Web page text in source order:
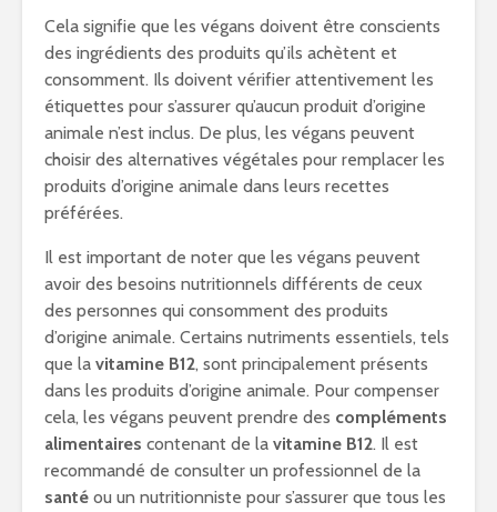
Cela signifie que les végans doivent être conscients
des ingrédients des produits qu’ils achètent et
consomment. Ils doivent vérifier attentivement les
étiquettes pour s’assurer qu’aucun produit d’origine
animale n’est inclus. De plus, les végans peuvent
choisir des alternatives végétales pour remplacer les
produits d’origine animale dans leurs recettes
préférées.
Il est important de noter que les végans peuvent
avoir des besoins nutritionnels différents de ceux
des personnes qui consomment des produits
d’origine animale. Certains nutriments essentiels, tels
que la vitamine B12, sont principalement présents
dans les produits d’origine animale. Pour compenser
cela, les végans peuvent prendre des compléments
alimentaires contenant de la vitamine B12. Il est
recommandé de consulter un professionnel de la
santé ou un nutritionniste pour s’assurer que tous les